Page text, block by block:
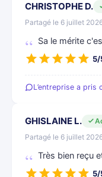
CHRISTOPHE D.
Partagé le 6 juillet
Sa le mérite
5/
L’entreprise a pris
GHISLAINE L.
Partagé le 6 juillet
Très bien reçu
5/